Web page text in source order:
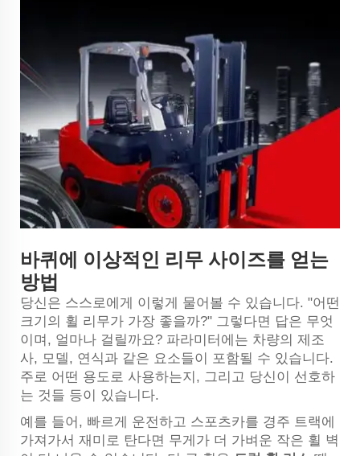
바퀴에 이상적인 리무 사이즈를 얻는
방법
당신은 스스로에게 이렇게 물어볼 수 있습니다. "어떤
크기의 휠 리무가 가장 좋을까?" 그렇다면 답은 무엇
이며, 얼마나 걸릴까요? 파라미터에는 차량의 제조
사, 모델, 연식과 같은 요소들이 포함될 수 있습니다.
주로 어떤 용도로 사용하는지, 그리고 당신이 선호하
는 것들 등이 있습니다.
예를 들어, 빠르게 운전하고 스포츠카를 경주 트랙에
가져가서 재미로 탄다면 무게가 더 가벼운 작은 휠 벽